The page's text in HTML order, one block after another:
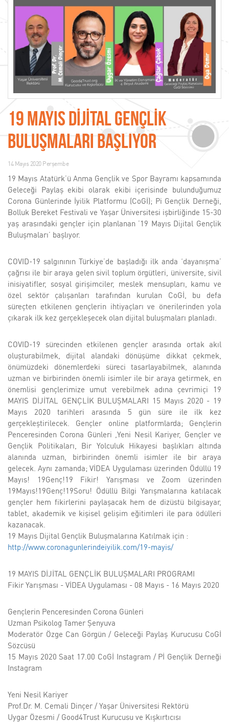
19 MAYIS DİJİTAL GENÇLİK
BULUŞMALARI BAŞLIYOR
14 Mayıs 2020 Perşembe
19 Mayıs Atatürk’ü Anma Gençlik ve Spor Bayramı kapsamında
Geleceği Paylaş ekibi olarak ekibi içerisinde bulunduğumuz
Corona Günlerinde İyilik Platformu (CoGİ); Pi Gençlik Derneği,
Bolluk Bereket Festivali ve Yaşar Üniversitesi işbirliğinde 15-30
yaş arasındaki gençler için planlanan ’19 Mayıs Dijital Gençlik
Buluşmaları’ başlıyor.
COVID-19 salgınının Türkiye’de başladığı ilk anda ‘dayanışma’
çağrısı ile bir araya gelen sivil toplum örgütleri, üniversite, sivil
inisiyatifler, sosyal girişimciler, meslek mensupları, kamu ve
özel sektör çalışanları tarafından kurulan CoGİ, bu defa
süreçten etkilenen gençlerin ihtiyaçları ve önerilerinden yola
çıkarak ilk kez gerçekleşecek olan dijital buluşmaları planladı.
COVID-19 sürecinden etkilenen gençler arasında ortak akıl
oluşturabilmek, dijital alandaki dönüşüme dikkat çekmek,
önümüzdeki dönemlerdeki süreci tasarlayabilmek, alanında
uzman ve birbirinden önemli isimler ile bir araya getirmek, en
önemlisi gençlerimize umut verebilmek adına çevrimiçi 19
MAYIS DİJİTAL GENÇLİK BULUŞMALARI 15 Mayıs 2020 - 19
Mayıs 2020 tarihleri arasında 5 gün süre ile ilk kez
gerçekleştirilecek. Gençler online platformlarda; Gençlerin
Penceresinden Corona Günleri ,Yeni Nesil Kariyer, Gençler ve
Gençlik Politikaları, Bir Yolculuk Hikayesi başlıkları altında
alanında uzman, birbirinden önemli isimler ile bir araya
gelecek. Aynı zamanda; VİDEA Uygulaması üzerinden Ödüllü 19
Mayıs! 19Genç!19 Fikir! Yarışması ve Zoom üzerinden
19Mayıs!19Genç!19Soru! Ödüllü Bilgi Yarışmalarına katılacak
gençler hem fikirlerini paylaşacak hem de dizüstü bilgisayar,
tablet, akademik ve kişisel gelişim eğitimleri ile para ödülleri
kazanacak.
19 Mayıs Dijital Gençlik Buluşmalarına Katılmak için :
http://www.coronagunlerindeiyilik.com/19-mayis/
19 MAYIS DİJİTAL GENÇLİK BULUŞMALARI PROGRAMI
Fikir Yarışması - VİDEA Uygulaması - 08 Mayıs - 16 Mayıs 2020
Gençlerin Penceresinden Corona Günleri
Uzman Psikolog Tamer Şenyuva
Moderatör Özge Can Görgün / Geleceği Paylaş Kurucusu CoGİ
Sözcüsü
15 Mayıs 2020 Saat 17.00 CoGİ Instagram / Pİ Gençlik Derneği
Instagram
Yeni Nesil Kariyer
Prof.Dr. M. Cemali Dinçer / Yaşar Üniversitesi Rektörü
Uygar Özesmi / Good4Trust Kurucusu ve Kışkırtıcısı